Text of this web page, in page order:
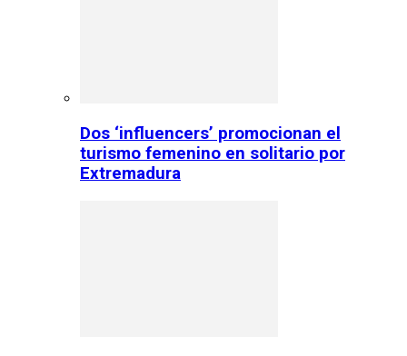
Dos ‘influencers’ promocionan el
turismo femenino en solitario por
Extremadura